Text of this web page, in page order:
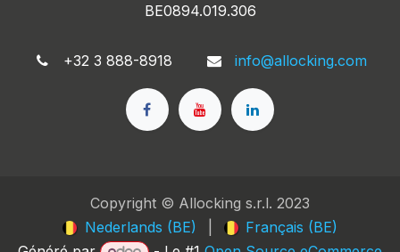
BE0894.019.306
+32 3 888-8918 info@allocking.com
Copyright © Allocking s.r.l. 2023
Nederlands (BE)
Français (BE)